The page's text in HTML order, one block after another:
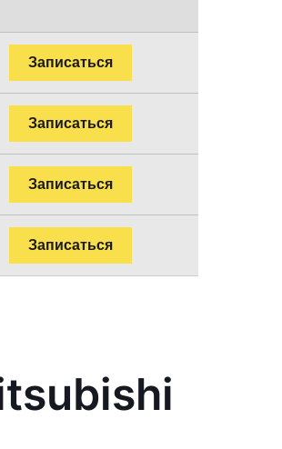
Записаться
Записаться
Записаться
Записаться